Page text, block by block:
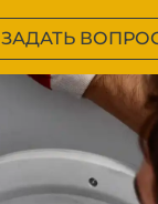
ЗАДАТЬ